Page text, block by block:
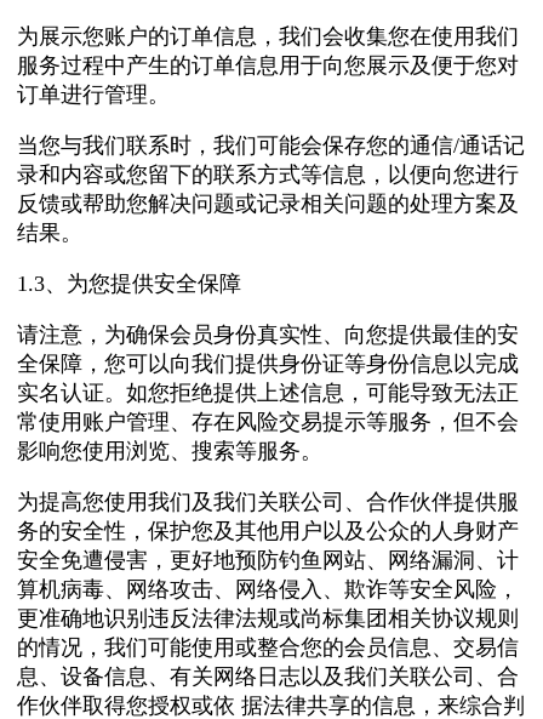
为展示您账户的订单信息，我们会收集您在使用我们
服务过程中产生的订单信息用于向您展示及便于您对
订单进行管理。
当您与我们联系时，我们可能会保存您的通信/通话记
录和内容或您留下的联系方式等信息，以便向您进行
反馈或帮助您解决问题或记录相关问题的处理方案及
结果。
1.3、为您提供安全保障
请注意，为确保会员身份真实性、向您提供最佳的安
全保障，您可以向我们提供身份证等身份信息以完成
实名认证。如您拒绝提供上述信息，可能导致无法正
常使用账户管理、存在风险交易提示等服务，但不会
影响您使用浏览、搜索等服务。
为提高您使用我们及我们关联公司、合作伙伴提供服
务的安全性，保护您及其他用户以及公众的人身财产
安全免遭侵害，更好地预防钓鱼网站、网络漏洞、计
算机病毒、网络攻击、网络侵入、欺诈等安全风险，
更准确地识别违反法律法规或尚标集团相关协议规则
的情况，我们可能使用或整合您的会员信息、交易信
息、设备信息、有关网络日志以及我们关联公司、合
作伙伴取得您授权或依 据法律共享的信息，来综合判